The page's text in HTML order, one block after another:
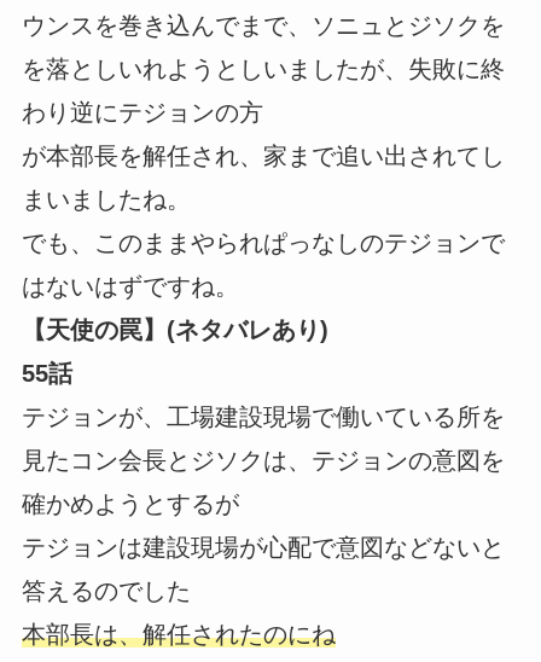
ウンスを巻き込んでまで、ソニュとジソクを
を落としいれようとしいましたが、失敗に終
わり逆にテジョンの方
が本部長を解任され、家まで追い出されてし
まいましたね。
でも、このままやられぱっなしのテジョンで
はないはずですね。
【天使の罠】(ネタバレあり)
55話
テジョンが、工場建設現場で働いている所を
見たコン会長とジソクは、テジョンの意図を
確かめようとするが
テジョンは建設現場が心配で意図などないと
答えるのでした
本部長は、解任されたのにね